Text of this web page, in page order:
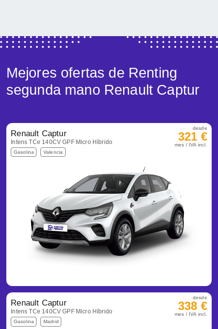
Mejores ofertas de Renting
segunda mano Renault Captur
Renault Captur
Intens TCe 140CV GPF Micro Híbrido
Gasolina Valencia
desde
321 €
mes / IVA incl.
Renault Captur
Intens TCe 140CV GPF Micro Híbrido
Gasolina Madrid
desde
338 €
mes / IVA incl.